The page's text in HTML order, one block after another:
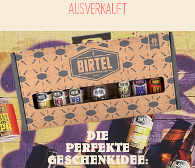
AUSVERKAUFT
DIE
PERFEKTE
GESCHENKIDEE: